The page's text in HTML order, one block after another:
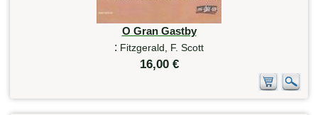
O Gran Gastby
: Fitzgerald, F. Scott
16,00 €